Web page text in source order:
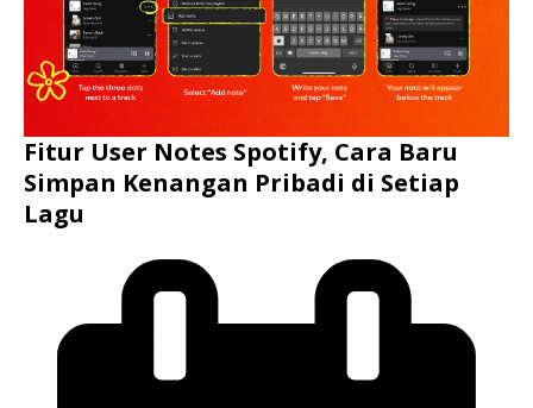
Fitur User Notes Spotify, Cara Baru
Simpan Kenangan Pribadi di Setiap
Lagu